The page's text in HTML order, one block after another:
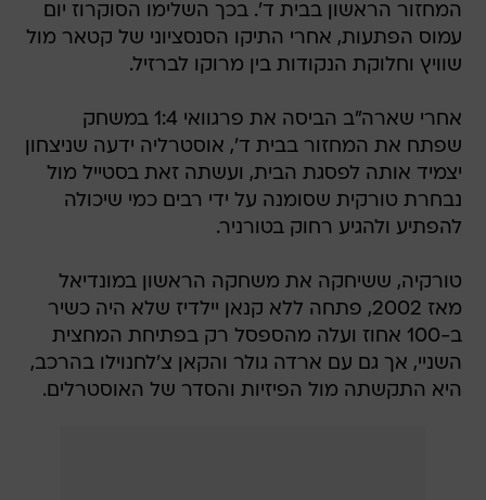
המחזור הראשון בבית ד'. בכך השלימו הסוקרוז יום
עמוס הפתעות, אחרי התיקו הסנסציוני של קטאר מול
שוויץ וחלוקת הנקודות בין מרוקו לברזיל.
אחרי שארה"ב הביסה את פרגוואי 1:4 במשחק
שפתח את המחזור בבית ד', אוסטרליה ידעה שניצחון
יצמיד אותה לפסגת הבית, ועשתה זאת בסטייל מול
נבחרת טורקית שסומנה על ידי רבים כמי שיכולה
להפתיע ולהגיע רחוק בטורניר.
טורקיה, ששיחקה את משחקה הראשון במונדיאל
מאז 2002, פתחה ללא קנאן יילדיז שלא היה כשיר
ב-100 אחוז ועלה מהספסל רק בפתיחת המחצית
השניי, אך גם עם ארדה גולר והקאן צ'לחנוילו בהרכב,
היא התקשתה מול הפיזיות והסדר של האוסטרלים.